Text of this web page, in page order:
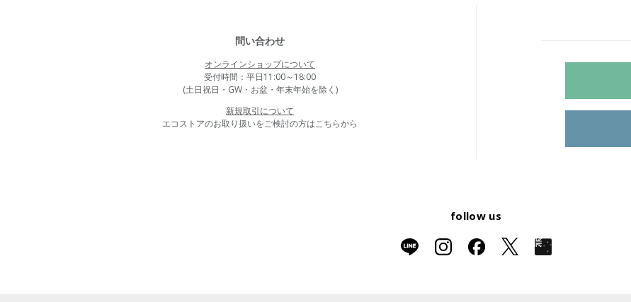
問い合わせ
オンラインショップについて
受付時間：平日11:00～18:00
(土日祝日・GW・お盆・年末年始を除く)
新規取引について
エコストアのお取り扱いをご検討の方はこちらから
follow us